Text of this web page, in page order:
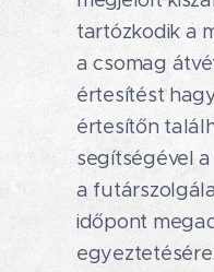
tartózkodik a
a csomag
értesítést
értesítőn
segítségével
a
időpont